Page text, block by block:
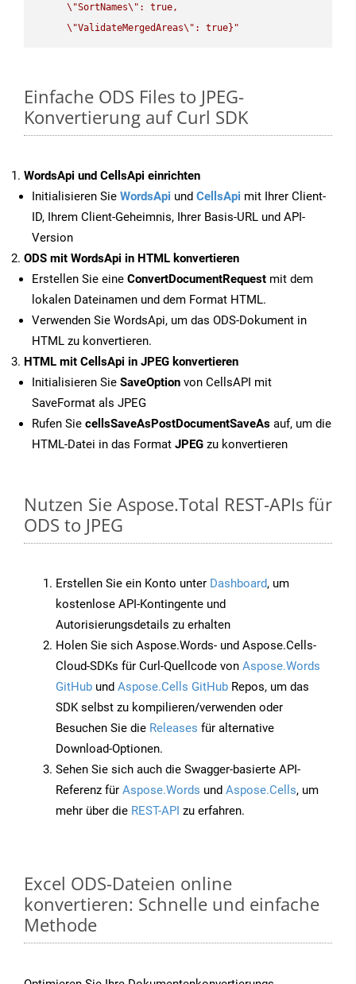
\"SortNames\" : true,
\"ValidateMergedAreas\" : true}"
Einfache ODS Files to JPEG-
Konvertierung auf Curl SDK
WordsApi und CellsApi einrichten
Initialisieren Sie WordsApi und CellsApi mit Ihrer Client-
ID, Ihrem Client-Geheimnis, Ihrer Basis-URL und API-
Version
ODS mit WordsApi in HTML konvertieren
Erstellen Sie eine ConvertDocumentRequest mit dem
lokalen Dateinamen und dem Format HTML.
Verwenden Sie WordsApi, um das ODS-Dokument in
HTML zu konvertieren.
HTML mit CellsApi in JPEG konvertieren
Initialisieren Sie SaveOption von CellsAPI mit
SaveFormat als JPEG
Rufen Sie cellsSaveAsPostDocumentSaveAs auf, um die
HTML-Datei in das Format JPEG zu konvertieren
Nutzen Sie Aspose.Total REST-APIs für
ODS to JPEG
Erstellen Sie ein Konto unter Dashboard, um
kostenlose API-Kontingente und
Autorisierungsdetails zu erhalten
Holen Sie sich Aspose.Words- und Aspose.Cells-
Cloud-SDKs für Curl-Quellcode von Aspose.Words
GitHub und Aspose.Cells GitHub Repos, um das
SDK selbst zu kompilieren/verwenden oder
Besuchen Sie die Releases für alternative
Download-Optionen.
Sehen Sie sich auch die Swagger-basierte API-
Referenz für Aspose.Words und Aspose.Cells, um
mehr über die REST-API zu erfahren.
Excel ODS-Dateien online
konvertieren: Schnelle und einfache
Methode